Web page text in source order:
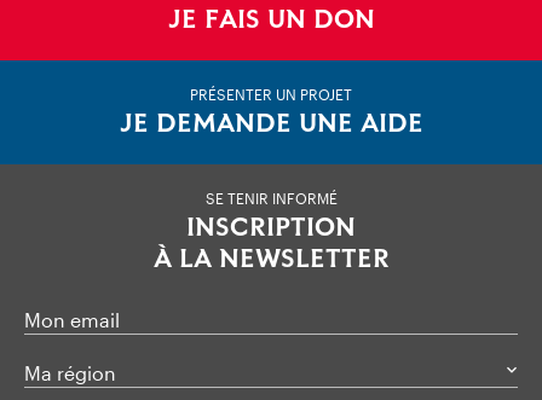
JE FAIS UN DON
PRÉSENTER UN PROJET
JE DEMANDE UNE AIDE
SE TENIR INFORMÉ
INSCRIPTION
À LA NEWSLETTER
Mon email
Ma région